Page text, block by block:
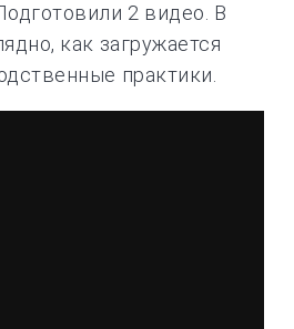
2 видео. В
как загружается
практики.